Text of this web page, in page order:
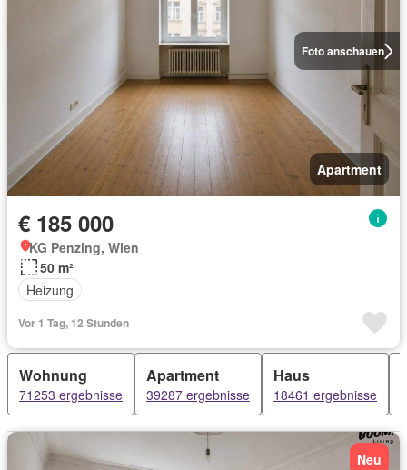
Foto anschauen
Apartment
€ 185 000
KG Penzing, Wien
50 m²
Heizung
Vor 1 Tag, 12 Stunden
Wohnung
71253 ergebnisse
Apartment
39287 ergebnisse
Haus
18461 ergebnisse
Neu